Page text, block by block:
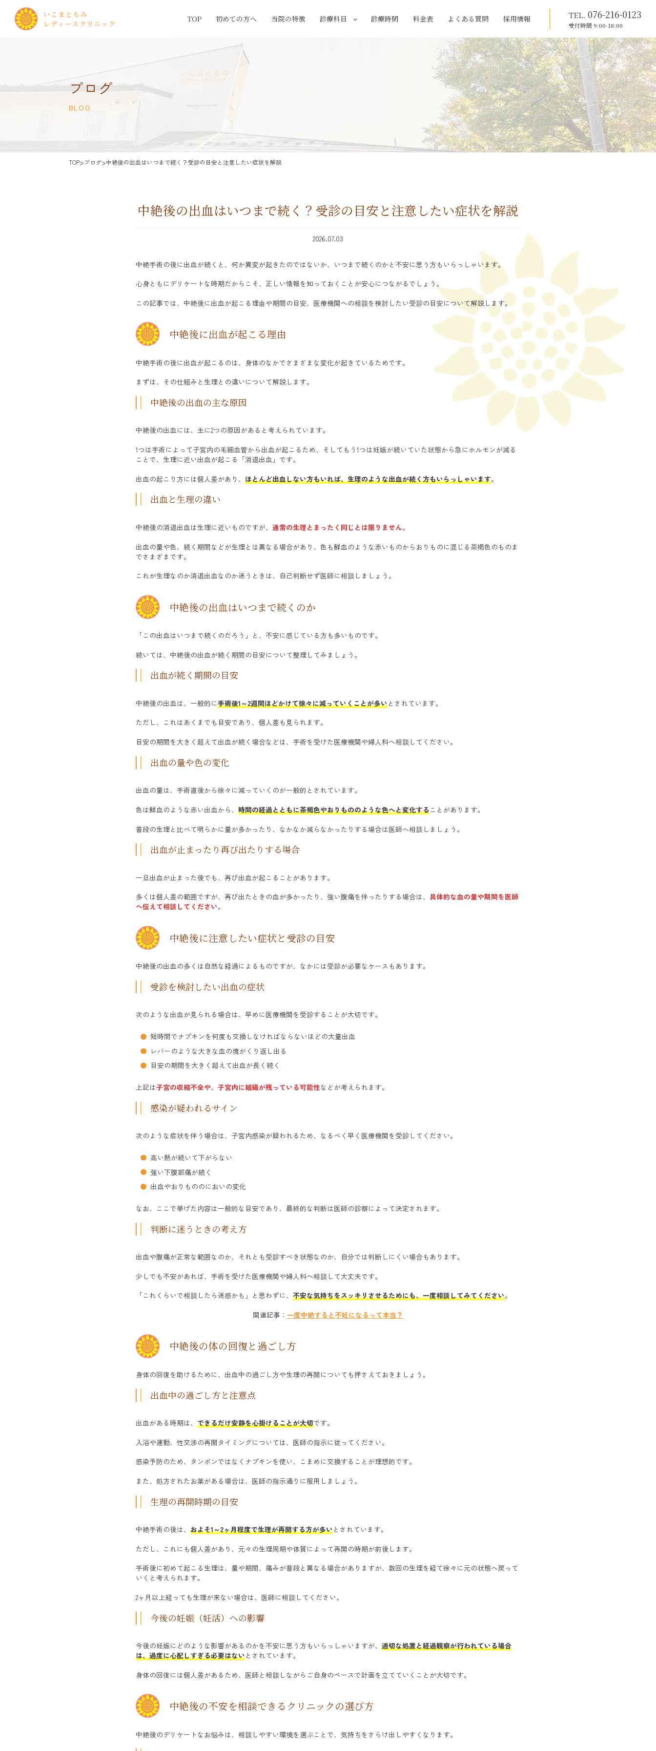
TOP 初めての方へ 当院の特徴 診療科目 診療時間 料金表 よくある質問 採用情報 TEL. 076-216-0123
受付時間 9:00-18:00
ブログ
BLOG
TOP>ブログ>中絶後の出血はいつまで続く？受診の目安と注意したい症状を解説
中絶後の出血はいつまで続く？受診の目安と注意したい症状を解説
2026.07.03
中絶手術の後に出血が続くと、何か異変が起きたのではないか、いつまで続くのかと不安に思う方もいらっしゃいます。
心身ともにデリケートな時期だからこそ、正しい情報を知っておくことが安心につながるでしょう。
この記事では、中絶後に出血が起こる理由や期間の目安、医療機関への相談を検討したい受診の目安について解説します。
中絶後に出血が起こる理由
中絶手術の後に出血が起こるのは、身体のなかでさまざまな変化が起きているためです。
まずは、その仕組みと生理との違いについて解説します。
中絶後の出血の主な原因
中絶後の出血には、主に2つの原因があると考えられています。
1つは手術によって子宮内の毛細血管から出血が起こるため、そしてもう1つは妊娠が続いていた状態から急にホルモンが減る
ことで、生理に近い出血が起こる「消退出血」です。
出血の起こり方には個人差があり、ほとんど出血しない方もいれば、生理のような出血が続く方もいらっしゃいます。
出血と生理の違い
中絶後の消退出血は生理に近いものですが、通常の生理とまったく同じとは限りません。
出血の量や色、続く期間などが生理とは異なる場合があり、色も鮮血のような赤いものからおりものに混じる茶褐色のものま
でさまざまです。
これが生理なのか消退出血なのか迷うときは、自己判断せず医師に相談しましょう。
中絶後の出血はいつまで続くのか
「この出血はいつまで続くのだろう」と、不安に感じている方も多いものです。
続いては、中絶後の出血が続く期間の目安について整理してみましょう。
出血が続く期間の目安
中絶後の出血は、一般的に手術後1～2週間ほどかけて徐々に減っていくことが多いとされています。
ただし、これはあくまでも目安であり、個人差も見られます。
目安の期間を大きく超えて出血が続く場合などは、手術を受けた医療機関や婦人科へ相談してください。
出血の量や色の変化
出血の量は、手術直後から徐々に減っていくのが一般的とされています。
色は鮮血のような赤い出血から、時間の経過とともに茶褐色やおりもののような色へと変化することがあります。
普段の生理と比べて明らかに量が多かったり、なかなか減らなかったりする場合は医師へ相談しましょう。
出血が止まったり再び出たりする場合
一旦出血が止まった後でも、再び出血が起こることがあります。
多くは個人差の範囲ですが、再び出たときの血が多かったり、強い腹痛を伴ったりする場合は、具体的な血の量や期間を医師
へ伝えて相談してください。
中絶後に注意したい症状と受診の目安
中絶後の出血の多くは自然な経過によるものですが、なかには受診が必要なケースもあります。
受診を検討したい出血の症状
次のような出血が見られる場合は、早めに医療機関を受診することが大切です。
短時間でナプキンを何度も交換しなければならないほどの大量出血
レバーのような大きな血の塊がくり返し出る
目安の期間を大きく超えて出血が長く続く
上記は子宮の収縮不全や、子宮内に組織が残っている可能性などが考えられます。
感染が疑われるサイン
次のような症状を伴う場合は、子宮内感染が疑われるため、なるべく早く医療機関を受診してください。
高い熱が続いて下がらない
強い下腹部痛が続く
出血やおりもののにおいの変化
なお、ここで挙げた内容は一般的な目安であり、最終的な判断は医師の診察によって決定されます。
判断に迷うときの考え方
出血や腹痛が正常な範囲なのか、それとも受診すべき状態なのか、自分では判断しにくい場合もあります。
少しでも不安があれば、手術を受けた医療機関や婦人科へ相談して大丈夫です。
「これくらいで相談したら迷惑かも」と思わずに、不安な気持ちをスッキリさせるためにも、一度相談してみてください。
関連記事： 一度中絶すると不妊になるって本当？
中絶後の体の回復と過ごし方
身体の回復を助けるために、出血中の過ごし方や生理の再開についても押さえておきましょう。
出血中の過ごし方と注意点
出血がある時期は、できるだけ安静を心掛けることが大切です。
入浴や運動、性交渉の再開タイミングについては、医師の指示に従ってください。
感染予防のため、タンポンではなくナプキンを使い、こまめに交換することが理想的です。
また、処方されたお薬がある場合は、医師の指示通りに服用しましょう。
生理の再開時期の目安
中絶手術の後は、およそ1～2ヶ月程度で生理が再開する方が多いとされています。
ただし、これにも個人差があり、元々の生理周期や体質によって再開の時期が前後します。
手術後に初めて起こる生理は、量や期間、痛みが普段と異なる場合がありますが、数回の生理を経て徐々に元の状態へ戻って
いくと考えられます。
2ヶ月以上経っても生理が来ない場合は、医師に相談してください。
今後の妊娠（妊活）への影響
今後の妊娠にどのような影響があるのかを不安に思う方もいらっしゃいますが、適切な処置と経過観察が行われている場合
は、過度に心配しすぎる必要はないとされています。
身体の回復には個人差があるため、医師と相談しながらご自身のペースで計画を立てていくことが大切です。
中絶後の不安を相談できるクリニックの選び方
中絶後のデリケートなお悩みは、相談しやすい環境を選ぶことで、気持ちをさらけ出しやすくなります。